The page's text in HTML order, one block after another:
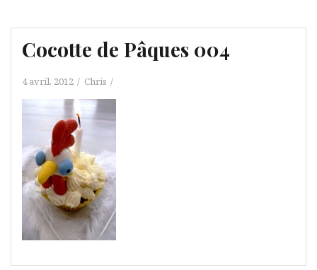
Cocotte de Pâques 004
4 avril, 2012 Chris